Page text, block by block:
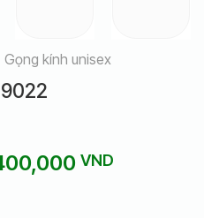
Gọng kính unisex
VND